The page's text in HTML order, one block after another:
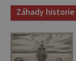
Záhady historie